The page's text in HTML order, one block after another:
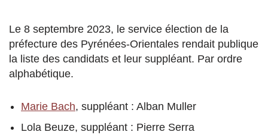
Le 8 septembre 2023, le service élection de la
préfecture des Pyrénées-Orientales rendait publique
la liste des candidats et leur suppléant. Par ordre
alphabétique.
Marie Bach, suppléant : Alban Muller
Lola Beuze, suppléant : Pierre Serra